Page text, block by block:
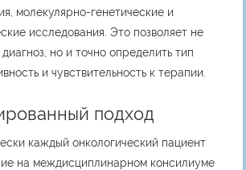
молекулярно-генетические и
исследования. Это позволяет не
но и точно определить тип
и чувствительность к терапии.
подход
каждый онкологический пациент
на междисциплинарном консилиуме